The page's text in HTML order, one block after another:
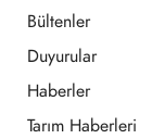
Bültenler
Duyurular
Haberler
Tarım Haberleri